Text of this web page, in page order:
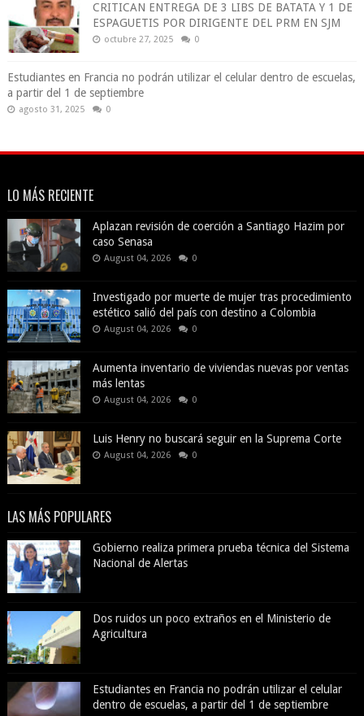
CRITICAN ENTREGA DE 3 LIBS DE BATATA Y 1 DE
ESPAGUETIS POR DIRIGENTE DEL PRM EN SJM
octubre 27, 2025 0
Estudiantes en Francia no podrán utilizar el celular dentro de escuelas,
a partir del 1 de septiembre
agosto 31, 2025 0
LO MÁS RECIENTE
Aplazan revisión de coerción a Santiago Hazim por
caso Senasa
August 04, 2026 0
Investigado por muerte de mujer tras procedimiento
estético salió del país con destino a Colombia
August 04, 2026 0
Aumenta inventario de viviendas nuevas por ventas
más lentas
August 04, 2026 0
Luis Henry no buscará seguir en la Suprema Corte
August 04, 2026 0
LAS MÁS POPULARES
Gobierno realiza primera prueba técnica del Sistema
Nacional de Alertas
Dos ruidos un poco extraños en el Ministerio de
Agricultura
Estudiantes en Francia no podrán utilizar el celular
dentro de escuelas, a partir del 1 de septiembre